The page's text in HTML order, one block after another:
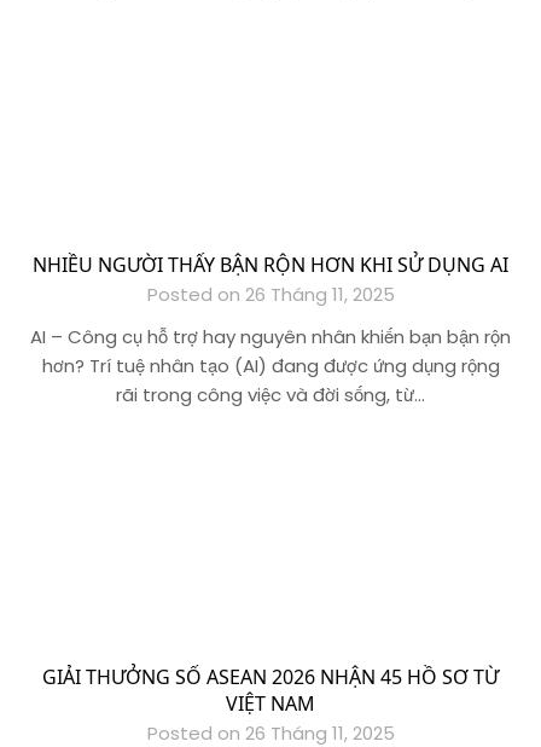
NHIỀU NGƯỜI THẤY BẬN RỘN HƠN KHI SỬ DỤNG AI
Posted on 26 Tháng 11, 2025
AI – Công cụ hỗ trợ hay nguyên nhân khiến bạn bận rộn
hơn? Trí tuệ nhân tạo (AI) đang được ứng dụng rộng
rãi trong công việc và đời sống, từ…
GIẢI THƯỞNG SỐ ASEAN 2026 NHẬN 45 HỒ SƠ TỪ
VIỆT NAM
Posted on 26 Tháng 11, 2025